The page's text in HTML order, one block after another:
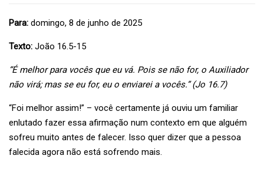
Para: domingo, 8 de junho de 2025
Texto: João 16.5-15
“É melhor para vocês que eu vá. Pois se não for, o Auxiliador
não virá; mas se eu for, eu o enviarei a vocês.” (Jo 16.7)
“Foi melhor assim!” – você certamente já ouviu um familiar
enlutado fazer essa afirmação num contexto em que alguém
sofreu muito antes de falecer. Isso quer dizer que a pessoa
falecida agora não está sofrendo mais.